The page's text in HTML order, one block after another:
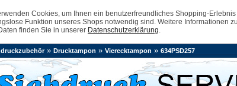
Cookies, um Ihnen ein benutzerfreundliches Shopping-
Funktion unseres Shops notwendig sind. Weitere Informationen
finden Sie in unserer Datenschutzerklärung.
» Drucktampon » Vierecktampon » 634PSD257